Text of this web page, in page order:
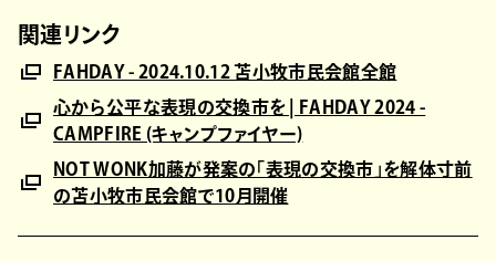
関連リンク
FAHDAY - 2024.10.12 苫小牧市民会館全館
心から公平な表現の交換市を | FAHDAY 2024 -
CAMPFIRE (キャンプファイヤー)
NOT WONK加藤が発案の「表現の交換市」を解体寸前
の苫小牧市民会館で10月開催